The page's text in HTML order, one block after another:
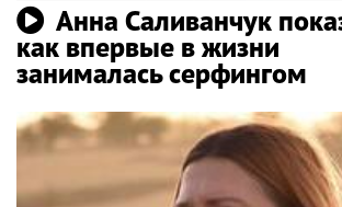
Анна Саливанчук
как впервые в жизни
занималась серфингом